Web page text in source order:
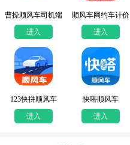
曹操顺风车司机端
进入
顺风车网约车计价
进入
123快拼顺风车
进入
快嗒顺风车
进入